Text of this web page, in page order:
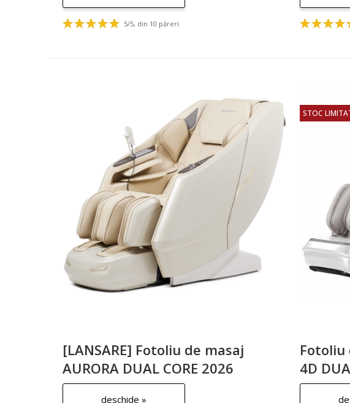
5/5, din 10 păreri
[LANSARE] Fotoliu de masaj
AURORA DUAL CORE 2026
deschide »
STOC
Fotoliu
4D